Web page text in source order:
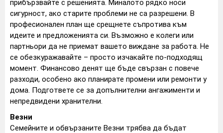
прибързвайте с решенията. Миналото рядко носи
сигурност, ако старите проблеми не са разрешени. В
професионален план ще срещнете съпротива към
идеите и предложенията си. Възможно е колеги или
партньори да не приемат вашето виждане за работа. Не
се обезкуражавайте – просто изчакайте по-подходящ
момент. Финансово денят ще бъде свързан с повече
разходи, особено ако планирате промени или ремонти у
дома. Подгответе се за допълнителни ангажименти и
непредвидени хранителни.
Везни
Семейните и обвързаните Везни трябва да бъдат